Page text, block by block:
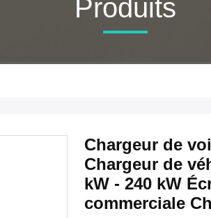
Produits
Chargeur de
Chargeur de
kW - 240 kW
commerciale